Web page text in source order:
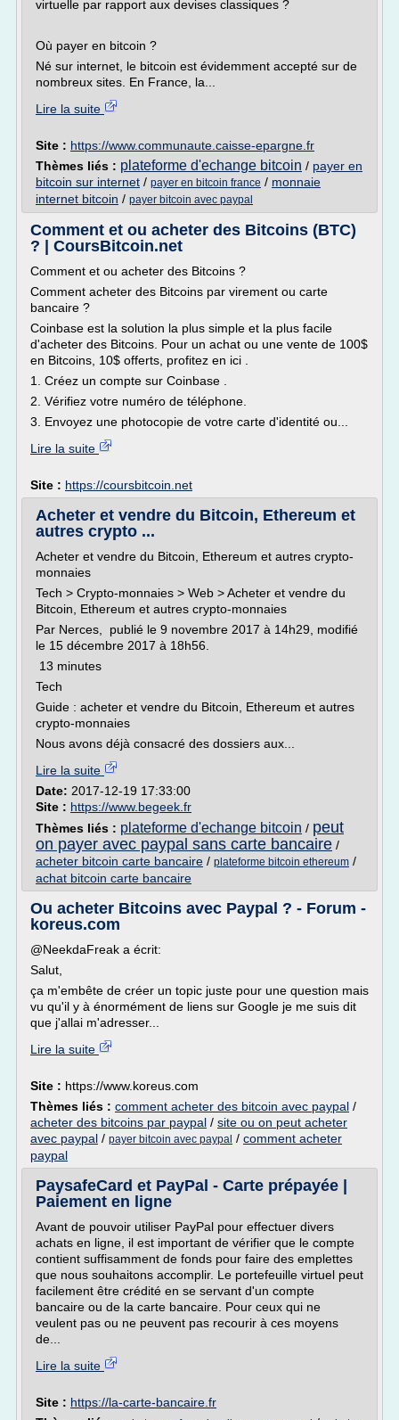
virtuelle par rapport aux devises classiques ?
Où payer en bitcoin ?
Né sur internet, le bitcoin est évidemment accepté sur de
nombreux sites. En France, la...
Lire la suite
Site : https://www.communaute.caisse-epargne.fr
Thèmes liés : plateforme d'echange bitcoin / payer en
bitcoin sur internet / payer en bitcoin france / monnaie
internet bitcoin / payer bitcoin avec paypal
Comment et ou acheter des Bitcoins (BTC)
? | CoursBitcoin.net
Comment et ou acheter des Bitcoins ?
Comment acheter des Bitcoins par virement ou carte
bancaire ?
Coinbase est la solution la plus simple et la plus facile
d'acheter des Bitcoins. Pour un achat ou une vente de 100$
en Bitcoins, 10$ offerts, profitez en ici .
1. Créez un compte sur Coinbase .
2. Vérifiez votre numéro de téléphone.
3. Envoyez une photocopie de votre carte d'identité ou...
Lire la suite
Site : https://coursbitcoin.net
Acheter et vendre du Bitcoin, Ethereum et
autres crypto ...
Acheter et vendre du Bitcoin, Ethereum et autres crypto-
monnaies
Tech > Crypto-monnaies > Web > Acheter et vendre du
Bitcoin, Ethereum et autres crypto-monnaies
Par Nerces, publié le 9 novembre 2017 à 14h29, modifié
le 15 décembre 2017 à 18h56.
13 minutes
Tech
Guide : acheter et vendre du Bitcoin, Ethereum et autres
crypto-monnaies
Nous avons déjà consacré des dossiers aux...
Lire la suite
Date: 2017-12-19 17:33:00
Site : https://www.begeek.fr
Thèmes liés : plateforme d'echange bitcoin / peut
on payer avec paypal sans carte bancaire /
acheter bitcoin carte bancaire / plateforme bitcoin ethereum /
achat bitcoin carte bancaire
Ou acheter Bitcoins avec Paypal ? - Forum -
koreus.com
@NeekdaFreak a écrit:
Salut,
ça m'embête de créer un topic juste pour une question mais
vu qu'il y à énormément de liens sur Google je me suis dit
que j'allai m'adresser...
Lire la suite
Site : https://www.koreus.com
Thèmes liés : comment acheter des bitcoin avec paypal /
acheter des bitcoins par paypal / site ou on peut acheter
avec paypal / payer bitcoin avec paypal / comment acheter
paypal
PaysafeCard et PayPal - Carte prépayée |
Paiement en ligne
Avant de pouvoir utiliser PayPal pour effectuer divers
achats en ligne, il est important de vérifier que le compte
contient suffisamment de fonds pour faire des emplettes
que nous souhaitons accomplir. Le portefeuille virtuel peut
facilement être crédité en se servant d'un compte
bancaire ou de la carte bancaire. Pour ceux qui ne
veulent pas ou ne peuvent pas recourir à ces moyens
de...
Lire la suite
Site : https://la-carte-bancaire.fr